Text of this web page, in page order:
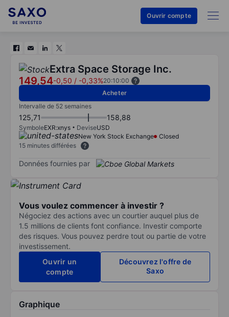
Ouvrir compte
Extra Space Storage Inc.
149,54-0,50 / -0,33%20:10:00
Acheter
Intervalle de 52 semaines
125,71 158,88
SymboleEXR:xnys DeviseUSD
New York Stock Exchange
Closed
15 minutes différées
Données fournies par
Vous voulez commencer à investir ?
Négociez des actions avec un courtier auquel plus de
1.5 millions de clients font confiance. Investir comporte
des risques. Vous pouvez perdre tout ou partie de votre
investissement.
Ouvrir un
compte
Découvrez l'offre de
Saxo
Graphique